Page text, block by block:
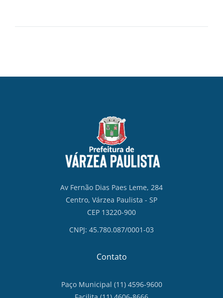
Av Fernão Dias Paes Leme, 284
Centro, Várzea Paulista - SP
CEP 13220-900
CNPJ: 45.780.087/0001-03
Contato
Paço Municipal (11) 4596-9600